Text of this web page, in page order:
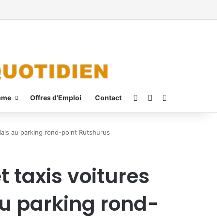
Offres d’Emploi Contact ConnexionSwitch skin
au parking rond-point Rutshurus
taxis voitures
parking rond-